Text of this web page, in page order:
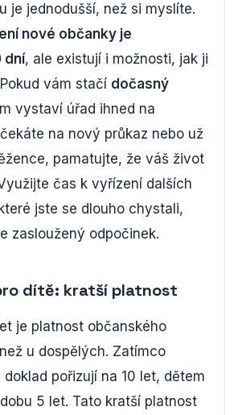
je jednodušší, než si myslíte.
nové občanky je
dní, ale existují i možnosti, jak ji
vám stačí dočasný
vystaví úřad ihned na
na nový průkaz nebo už
pamatujte, že váš život
čas k vyřízení dalších
jste se dlouho chystali,
zasloužený odpočinek.
dítě: kratší platnost
je platnost občanského
u dospělých. Zatímco
pořizují na 10 let, dětem
5 let. Tato kratší platnost